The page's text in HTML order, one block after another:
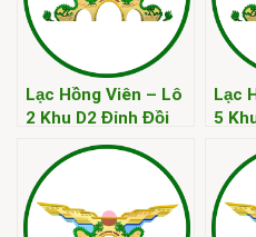
Lạc Hồng Viên – Lô
2 Khu D2 Đỉnh Đồi
Lạc
5